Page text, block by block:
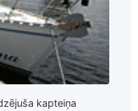
kapteiņa